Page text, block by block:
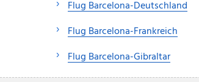
Flug Barcelona-Deutschland
Flug Barcelona-Frankreich
Flug Barcelona-Gibraltar